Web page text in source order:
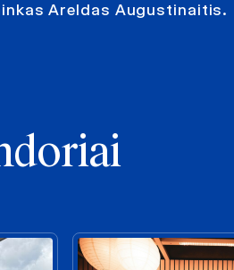
Areldas Augustinaitis.